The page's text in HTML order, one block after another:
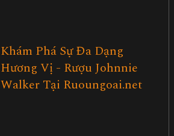
Khám Phá Sự Đa Dạng
Hương Vị - Rượu Johnnie
Walker Tại Ruoungoai.net